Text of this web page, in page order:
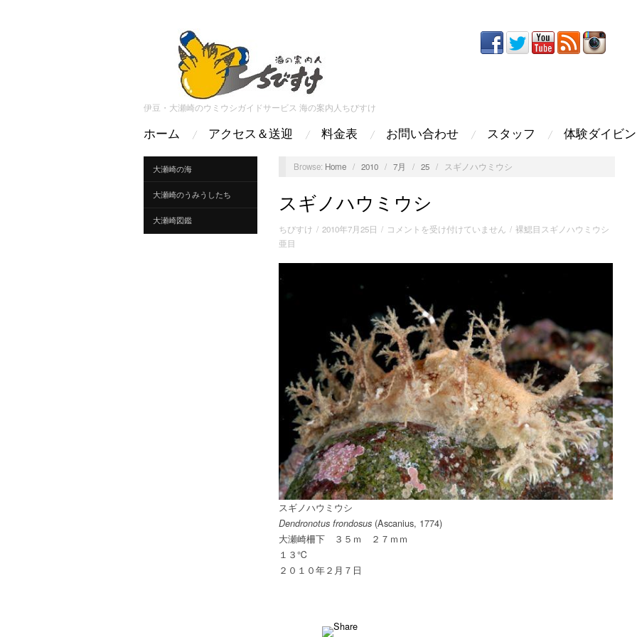
伊豆・大瀬崎のウミウシガイドサービス 海の案内人ちびすけ
ホーム アクセス＆送迎 料金表 お問い合わせ スタッフ 体験ダイビ
大瀬崎の海
大瀬崎のうみうしたち
大瀬崎図鑑
Browse: Home / 2010 / 7月 / 25 / スギノハウミウシ
スギノハウミウシ
ちびすけ / 2010年7月25日 / ス
ウ
シ
は
コメントを受け付けていません / 裸鰓目スギノハウミウシ
亜目
スギノハウミウシ
Dendronotus frondosus (Ascanius, 1774)
大瀬崎柵下 ３５ｍ ２７ｍｍ
１３℃
２０１０年２月７日